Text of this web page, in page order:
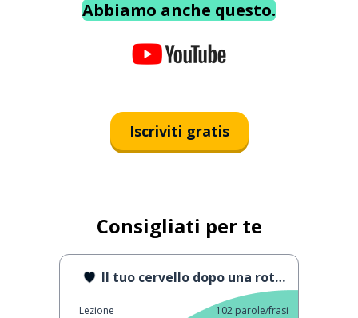
Abbiamo anche questo.
Iscriviti gratis
Consigliati per te
Il tuo cervello dopo una rottura sentimentale
Lezione 102 parole/frasi